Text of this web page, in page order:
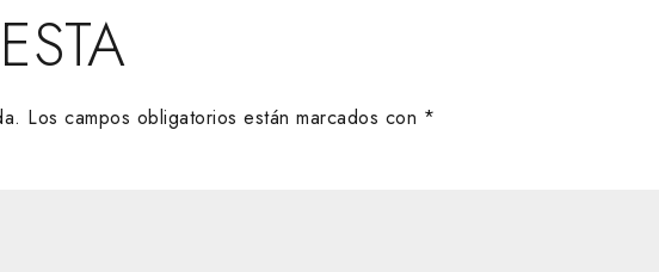
Los campos obligatorios están marcados con *